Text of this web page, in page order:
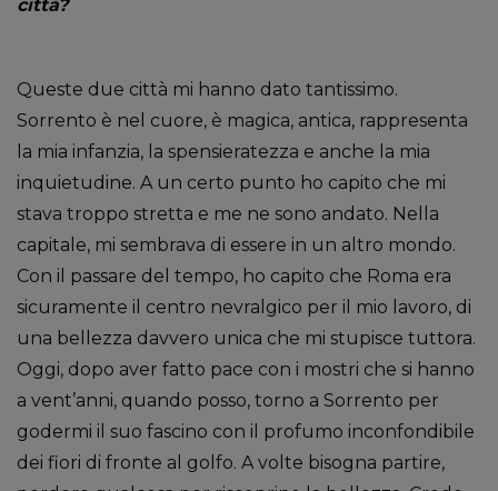
città?
Queste due città mi hanno dato tantissimo.
Sorrento è nel cuore, è magica, antica, rappresenta
la mia infanzia, la spensieratezza e anche la mia
inquietudine. A un certo punto ho capito che mi
stava troppo stretta e me ne sono andato. Nella
capitale, mi sembrava di essere in un altro mondo.
Con il passare del tempo, ho capito che Roma era
sicuramente il centro nevralgico per il mio lavoro, di
una bellezza davvero unica che mi stupisce tuttora.
Oggi, dopo aver fatto pace con i mostri che si hanno
a vent’anni, quando posso, torno a Sorrento per
godermi il suo fascino con il profumo inconfondibile
dei fiori di fronte al golfo. A volte bisogna partire,